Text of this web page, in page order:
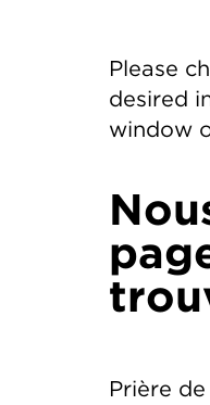
Please
desired
window
Prière